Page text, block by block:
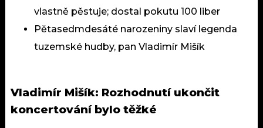
vlastně pěstuje; dostal pokutu 100 liber
Pětasedmdesáté narozeniny slaví legenda
tuzemské hudby, pan Vladimír Mišík
Vladimír Mišík: Rozhodnutí ukončit
koncertování bylo těžké